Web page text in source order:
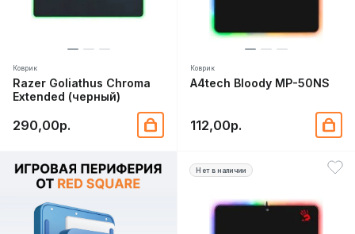
Коврик
Razer Goliathus Chroma
Extended (черный)
290,00р.
Коврик
A4tech Bloody MP-50NS
112,00р.
Нет в наличии